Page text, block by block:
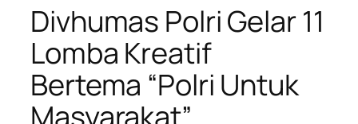
Divhumas Polri Gelar 11
Lomba Kreatif
Bertema “Polri Untuk
Masyarakat”